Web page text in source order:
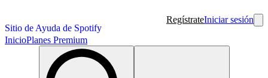
Sitio de Ayuda de Spotify
RegístrateIniciar sesión
InicioPlanes Premium